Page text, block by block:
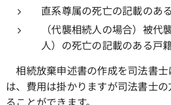
直系尊属の死亡の記載のあ
（代襲相続人の場合）被代
人）の死亡の記載のある戸
相続放棄申述書の作成を司法書
は、費用は掛かりますが司法書士
ることができます。